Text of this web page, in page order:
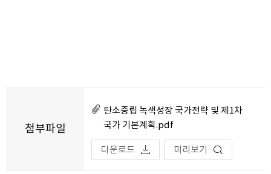
첨부파일
탄소중립 녹색성장 국가전략 및 제1차
국가 기본계획.pdf
다운로드 미리보기